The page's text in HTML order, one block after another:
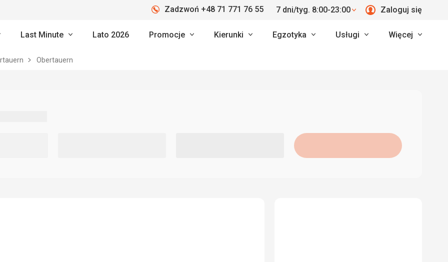
Zadzwoń +48 71 771 76 55 7 dni/tyg. 8:00-23:00 Zaloguj się
Last Minute Lato 2026 Promocje Kierunki Egzotyka Usługi Więcej
Obertauern